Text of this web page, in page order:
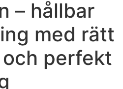
– hållbar
med rätt
perfekt